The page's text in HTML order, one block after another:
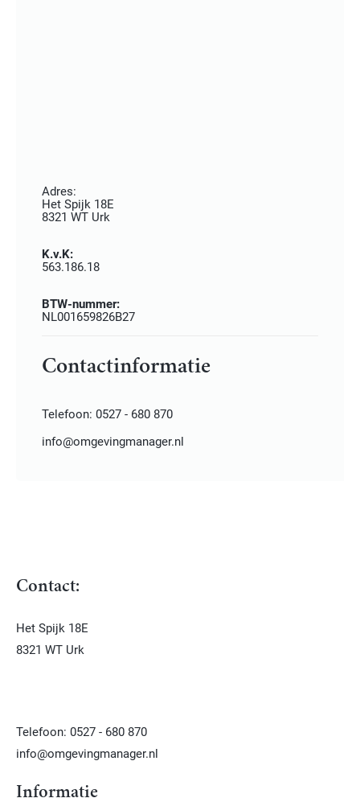
Adres:
Het Spijk 18E
8321 WT Urk
K.v.K:
563.186.18
BTW-nummer:
NL001659826B27
Contactinformatie
Telefoon: 0527 - 680 870
info@omgevingmanager.nl
Contact:
Het Spijk 18E
8321 WT Urk
Telefoon: 0527 - 680 870
info@omgevingmanager.nl
Informatie